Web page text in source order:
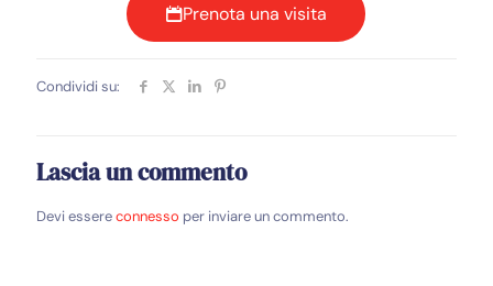
Prenota una visita
Condividi su:
Lascia un commento
Devi essereconnesso per inviare un commento.